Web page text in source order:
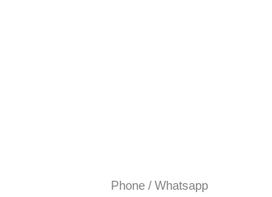
Phone / Whatsapp